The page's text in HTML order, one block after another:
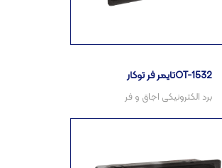
تایمر فر توکارOT-1532